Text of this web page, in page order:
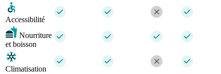
Accessibilité
Nourriture
et boisson
Climatisation